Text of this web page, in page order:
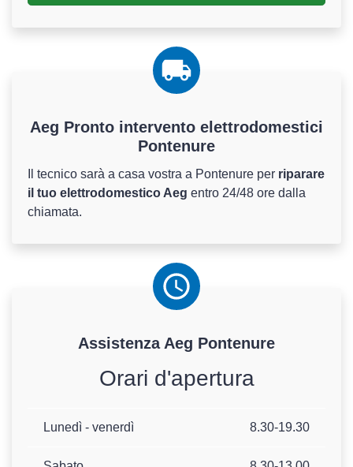
Aeg Pronto intervento elettrodomestici
Pontenure
Il tecnico sarà a casa vostra a Pontenure per riparare
il tuo elettrodomestico Aeg entro 24/48 ore dalla
chiamata.
Assistenza Aeg Pontenure
Orari d'apertura
Lunedì - venerdì 8.30-19.30